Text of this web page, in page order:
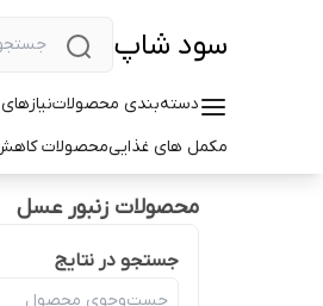
سود شاپ
دسته‌بندی محصولات
مکمل های غذاییمحصولات
محصولات زنبور عسل
جستجو در نتایج